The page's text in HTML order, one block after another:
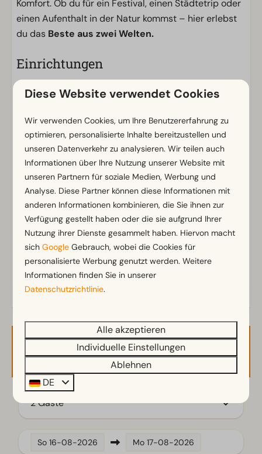
Komfort. Ob du für ein Festival, einen Städtetrip oder
einen Aufenthalt in der Natur kommst – hier erlebst
du das Beste aus zwei Welten.
Einrichtungen
Allgemein
Kein Feuerwerk erlaubt
Stellplatz
Eigener Wasseranschluss
Elektrizität in Ampere: 16
Standort
Lage am äußeren Rand
In der Nähe des Sanitärgebäudes
Ferienhaus am Wasser
Verfügbarkeit und Preis
2 Gäste
So 16-08-2026 Mo 17-08-2026
Diese Website verwendet Cookies
Wir verwenden Cookies, um Ihre Benutzererfahrung zu
optimieren, personalisierte Inhalte bereitzustellen und
unseren Datenverkehr zu analysieren. Wir teilen auch
Informationen über Ihre Nutzung unserer Website mit
unseren Partnern für soziale Medien, Werbung und
Analyse. Diese Partner können diese Informationen mit
anderen Informationen kombinieren, die Sie ihnen zur
Verfügung gestellt haben oder die sie aufgrund Ihrer
Nutzung ihrer Dienste gesammelt haben. Hiervon macht
sichGoogle Gebrauch, wobei die Cookies für
personalisierte Werbung genutzt werden. Weitere
Informationen finden Sie in unserer
Datenschutzrichtlinie.
Alle akzeptieren
Individuelle Einstellungen
Ablehnen
DE